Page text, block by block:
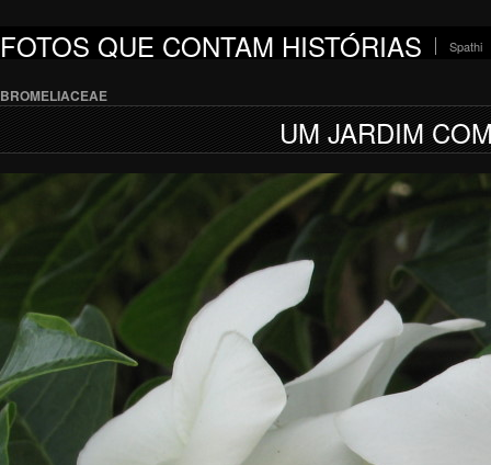
FOTOS QUE CONTAM HISTÓRIAS Spathi
BROMELIACEAE
UM JARDIM